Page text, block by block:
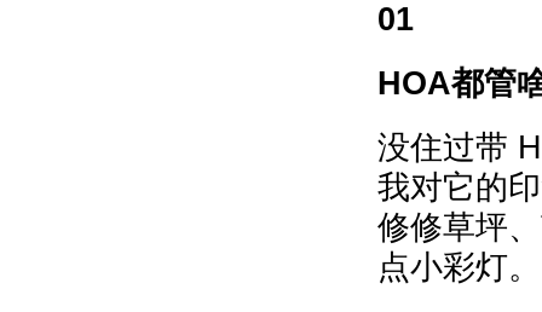
01
HOA都管
没住过带
我对它的
修修草坪
点小彩灯。